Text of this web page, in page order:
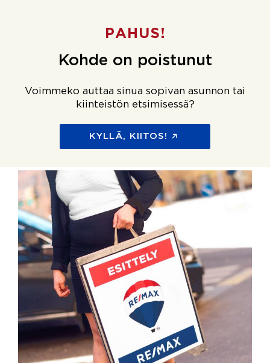
PAHUS!
Kohde on poistunut
Voimmeko auttaa sinua sopivan asunnon tai
kiinteistön etsimisessä?
KYLLÄ, KIITOS!